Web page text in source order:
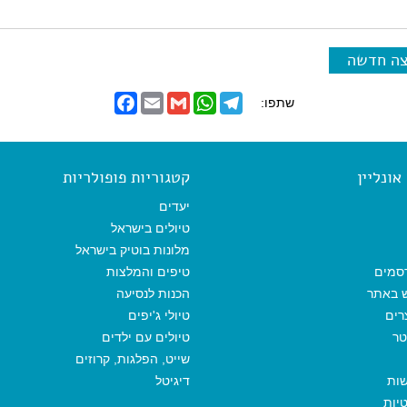
n
חדשה
שתפו:
F
a
e
o
o
E
m
i
G
m
i
W
h
t
T
e
e
באתר
קטגוריות פופולריות
יעדים
טיולים בישראל
מלונות בוטיק בישראל
טיפים והמלצות
הכנות לנסיעה
טיולי ג'יפים
טיולים עם ילדים
שייט, הפלגות, קרוזים
דיגיטל